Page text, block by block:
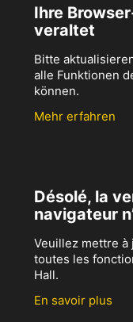
Ihre
veraltet
Bitte
alle Funktionen
können.
Mehr erfahren
Désolé, la
navigateur
Veuillez mettre
toutes les
Hall.
En savoir plus